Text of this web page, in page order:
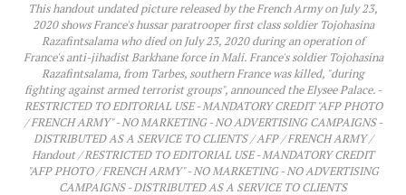
This handout undated picture released by the French Army on July 23,
2020 shows France's hussar paratrooper first class soldier Tojohasina
Razafintsalama who died on July 23, 2020 during an operation of
France's anti-jihadist Barkhane force in Mali. France's soldier Tojohasina
Razafintsalama, from Tarbes, southern France was killed, "during
fighting against armed terrorist groups", announced the Elysee Palace. -
RESTRICTED TO EDITORIAL USE - MANDATORY CREDIT "AFP PHOTO
/ FRENCH ARMY" - NO MARKETING - NO ADVERTISING CAMPAIGNS -
DISTRIBUTED AS A SERVICE TO CLIENTS / AFP / FRENCH ARMY /
Handout / RESTRICTED TO EDITORIAL USE - MANDATORY CREDIT
"AFP PHOTO / FRENCH ARMY" - NO MARKETING - NO ADVERTISING
CAMPAIGNS - DISTRIBUTED AS A SERVICE TO CLIENTS